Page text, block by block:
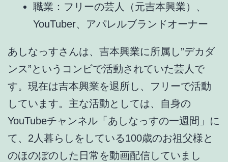
職業： フリーの芸人（元吉本興業）、
YouTuber、アパレルブランドオーナー
あしなっすさんは、 吉本興業に所属し”デカダ
ンス”というコンビで活動されていた芸人 で
す。現在は吉本興業を退所し、フリーで活動
しています。主な活動としては、自身の
YouTubeチャンネル「あしなっすの一週間 」に
て、2人暮らしをしている100歳のお祖父様と
のほのぼのした日常を動画配信していまし